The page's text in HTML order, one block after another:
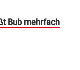
Bub mehrfach